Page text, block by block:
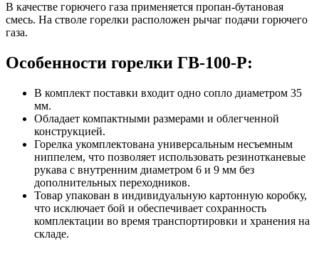
В качестве горючего газа применяется пропан-бутановая
смесь. На стволе горелки расположен рычаг подачи горючего
газа.
Особенности горелки ГВ-100-P:
В комплект поставки входит одно сопло диаметром 35
мм.
Обладает компактными размерами и облегченной
конструкцией.
Горелка укомплектована универсальным несъемным
ниппелем, что позволяет использовать резинотканевые
рукава с внутренним диаметром 6 и 9 мм без
дополнительных переходников.
Товар упакован в индивидуальную картонную коробку,
что исключает бой и обеспечивает сохранность
комплектации во время транспортировки и хранения на
складе.